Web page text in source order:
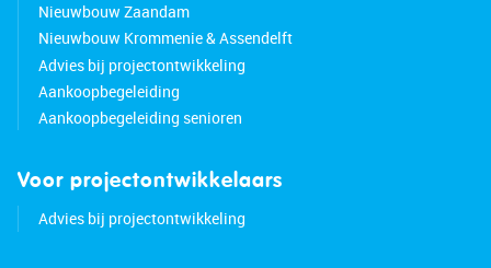
Nieuwbouw Zaandam
Nieuwbouw Krommenie & Assendelft
Advies bij projectontwikkeling
Aankoopbegeleiding
Aankoopbegeleiding senioren
Voor projectontwikkelaars
Advies bij projectontwikkeling